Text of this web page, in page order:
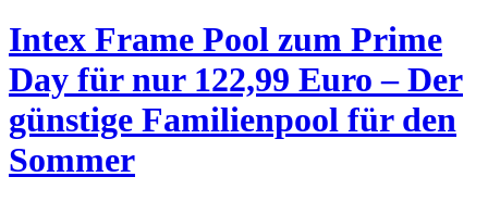
Intex Frame Pool zum Prime
Day für nur 122,99 Euro – Der
günstige Familienpool für den
Sommer